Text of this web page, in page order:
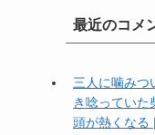
最近のコメ
三人に噛みつ
き唸ってい
頭が熱くなる